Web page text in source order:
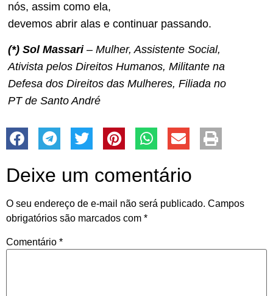
nós, assim como ela,
devemos abrir alas e continuar passando.
(*) Sol Massari– Mulher, Assistente Social,
Ativista pelos Direitos Humanos, Militante na
Defesa dos Direitos das Mulheres, Filiada no
PT de Santo André
Deixe um comentário
O seu endereço de e-mail não será publicado. Campos
obrigatórios são marcados com *
Comentário *